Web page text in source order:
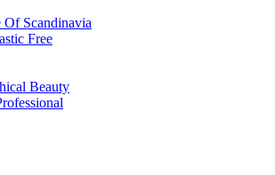
Of Scandinavia
Free
Beauty